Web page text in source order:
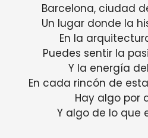
Barcelona, ​​ciudad
Un lugar donde la
En la
Puedes sentir la
Y la energía
En cada rincón de
Hay algo por
Y algo de lo que